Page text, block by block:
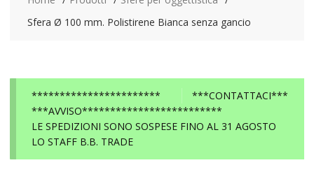
Sfera Ø 100 mm. Polistirene Bianca senza gancio
***CONTATTACI***
***********************
***AVVISO*************************
LE SPEDIZIONI SONO SOSPESE FINO AL 31 AGOSTO
LO STAFF B.B. TRADE